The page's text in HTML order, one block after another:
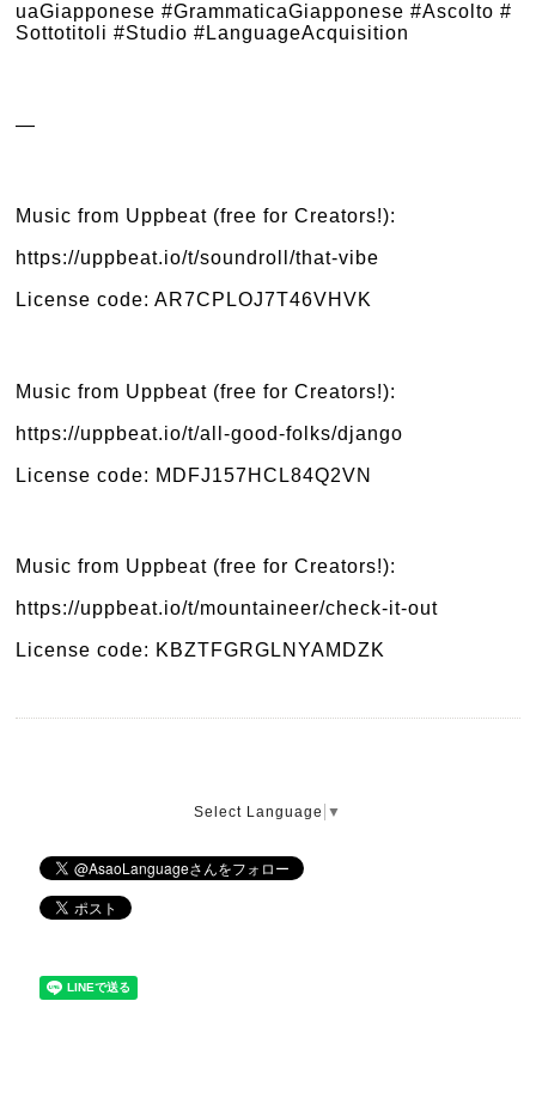
uaGiapponese #GrammaticaGiapponese #Ascolto #
Sottotitoli #Studio #LanguageAcquisition
—
Music from Uppbeat (free for Creators!):
https://uppbeat.io/t/soundroll/that-vibe
License code: AR7CPLOJ7T46VHVK
Music from Uppbeat (free for Creators!):
https://uppbeat.io/t/all-good-folks/django
License code: MDFJ157HCL84Q2VN
Music from Uppbeat (free for Creators!):
https://uppbeat.io/t/mountaineer/check-it-out
License code: KBZTFGRGLNYAMDZK
Select Language ▼